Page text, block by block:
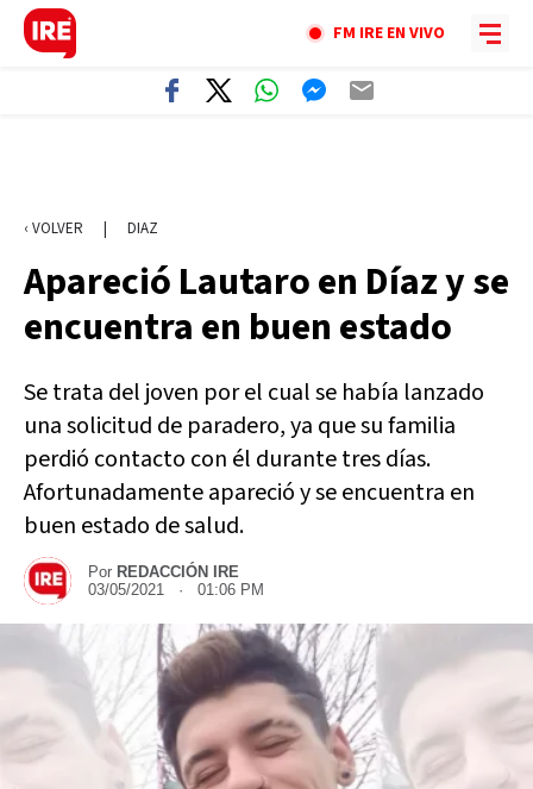
FM IRE EN VIVO
‹ VOLVER | DIAZ
Apareció Lautaro en Díaz y se
encuentra en buen estado
Se trata del joven por el cual se había lanzado
una solicitud de paradero, ya que su familia
perdió contacto con él durante tres días.
Afortunadamente apareció y se encuentra en
buen estado de salud.
Por REDACCIÓN IRE
03/05/2021 · 01:06 PM